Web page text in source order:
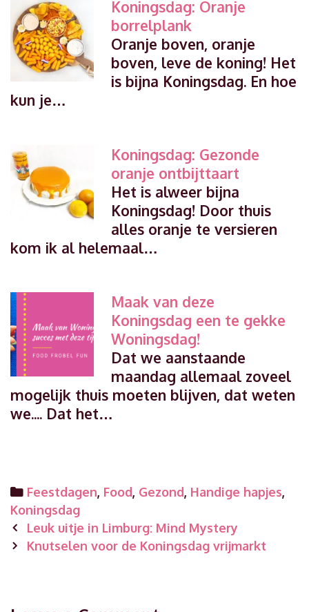
Koningsdag: Oranje
borrelplank
Oranje boven, oranje
boven, leve de koning! Het
is bijna Koningsdag. En hoe
kun je…
Koningsdag: Gezonde
oranje ontbijttaart
Het is alweer bijna
Koningsdag! Door thuis
alles oranje te versieren
kom ik al helemaal…
Maak van deze
Koningsdag een te gekke
Woningsdag!
Dat we aanstaande
maandag allemaal zoveel
mogelijk thuis moeten blijven, dat weten
we.... Dat het…
Categories
Feestdagen, Food, Gezond, Handige hapjes,
Koningsdag
Post
navigation
Leuk uitje in Limburg: Mind Mystery
Knutselen voor de Koningsdag vrijmarkt